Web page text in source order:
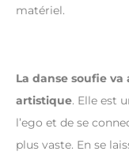
matériel.
La danse soufie
artistique. Elle est
l’ego et de se
plus vaste. En se